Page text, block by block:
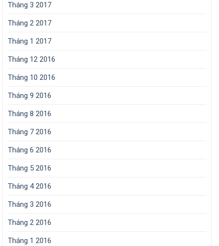
Tháng 3 2017
Tháng 2 2017
Tháng 1 2017
Tháng 12 2016
Tháng 10 2016
Tháng 9 2016
Tháng 8 2016
Tháng 7 2016
Tháng 6 2016
Tháng 5 2016
Tháng 4 2016
Tháng 3 2016
Tháng 2 2016
Tháng 1 2016